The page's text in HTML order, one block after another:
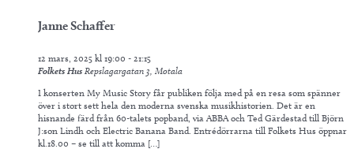
Janne Schaffer
12 mars, 2025 kl 19:00 - 21:15
Folkets Hus Repslagargatan 3, Motala
I konserten My Music Story får publiken följa med på en resa som spänner
över i stort sett hela den moderna svenska musikhistorien. Det är en
hisnande färd från 60-talets popband, via ABBA och Ted Gärdestad till Björn
J:son Lindh och Electric Banana Band. Entrédörrarna till Folkets Hus öppnar
kl.18.00 – se till att komma […]